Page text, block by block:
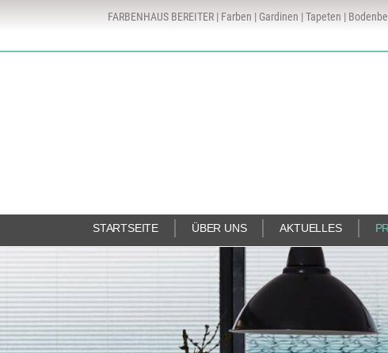
FARBENHAUS BEREITER | Farben | Gardinen | Tapeten |
STARTSEITE ÜBER UNS AKTUELLES